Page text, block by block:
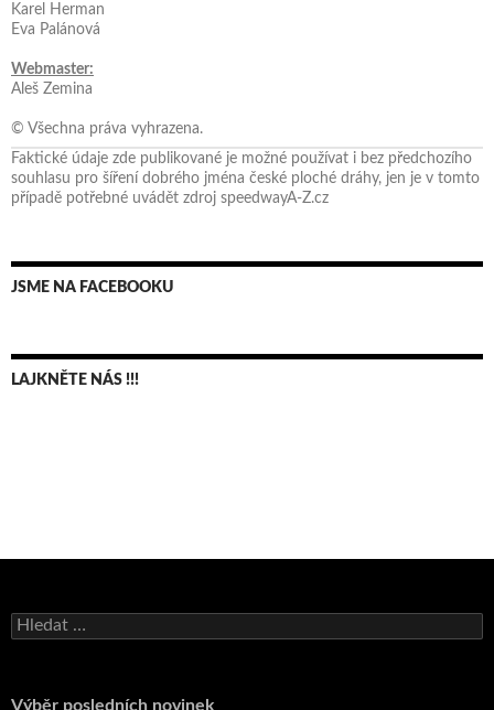
Karel Herman
Eva Palánová
Webmaster:
Aleš Zemina
© Všechna práva vyhrazena.
Faktické údaje zde publikované je možné používat i bez předchozího
souhlasu pro šíření dobrého jména české ploché dráhy, jen je v tomto
případě potřebné uvádět zdroj speedwayA-Z.cz
JSME NA FACEBOOKU
LAJKNĚTE NÁS !!!
Vyhledávání
Výběr posledních novinek
Andy Appleton obhájil dlouhodrážní titul!